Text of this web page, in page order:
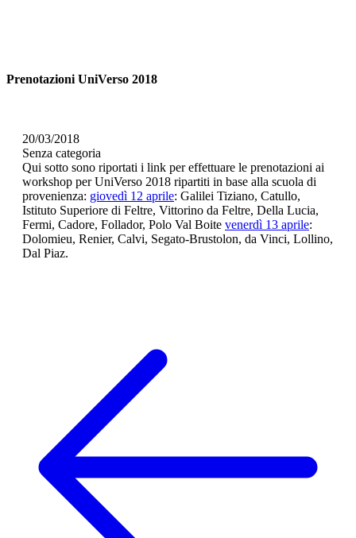
Prenotazioni UniVerso 2018
20/03/2018
Senza categoria
Qui sotto sono riportati i link per effettuare le prenotazioni ai
workshop per UniVerso 2018 ripartiti in base alla scuola di
provenienza: giovedì 12 aprile: Galilei Tiziano, Catullo,
Istituto Superiore di Feltre, Vittorino da Feltre, Della Lucia,
Fermi, Cadore, Follador, Polo Val Boite venerdì 13 aprile:
Dolomieu, Renier, Calvi, Segato-Brustolon, da Vinci, Lollino,
Dal Piaz.